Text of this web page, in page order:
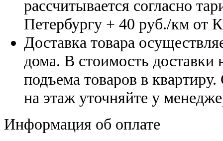
рассчитывается согласно
Петербургу + 40 руб./км от
Доставка товара
дома. В стоимость доставки
подъема товаров в
на этаж уточняйте у
Информация об оплате